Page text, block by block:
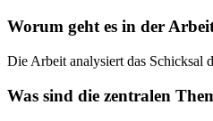
Worum geht es in der
Die Arbeit analysiert das Schicksal
Was sind die zentralen